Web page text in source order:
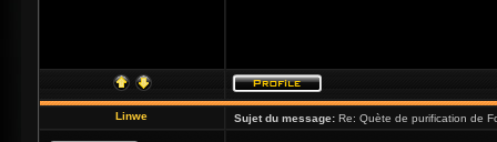
Linwe Sujet du message: Re: Quète de purification de